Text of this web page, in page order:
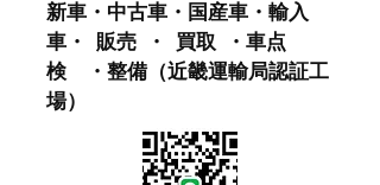
​新車・中古車・国産車・輸入
車・ 販売 ・ 買取 ・車点
検 ・整備（近畿運輸局認証工
場）